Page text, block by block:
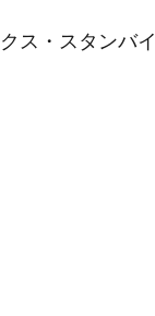
ス・スタンバ